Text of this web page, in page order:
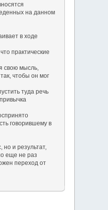
на данном
в ходе
практические
свою мысль,
чтобы он мог
туда речь
говорившему в
но и результат,
еще не раз
переход от